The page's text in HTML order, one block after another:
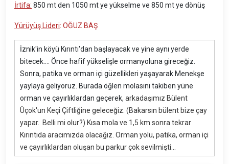
İrtifa: 850 mt den 1050 mt ye yükselme ve 850 mt ye dönüş
Yürüyüş Lideri: OĞUZ BAŞ
İznik'in köyü Kırıntı'dan başlayacak ve yine aynı yerde
bitecek.... Önce hafif yükselişle ormanyoluna gireceğiz.
Sonra, patika ve orman içi güzellikleri yaşayarak Menekşe
yaylaya geliyoruz. Burada öğlen molasını takiben yüne
orman ve çayırlıklardan geçerek, arkadaşımız Bülent
Üçok'un Keçi Çiftliğine geleceğiz. (Bakarsın bülent bize çay
yapar. Belli mi olur?) Kısa mola ve 1,5 km sonra tekrar
Kırıntıda aracımızda olacağız. Orman yolu, patika, orman içi
ve çayırlıklardan oluşan bu parkur çok sevilmişti...